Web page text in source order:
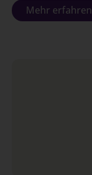
Mehr erfahren